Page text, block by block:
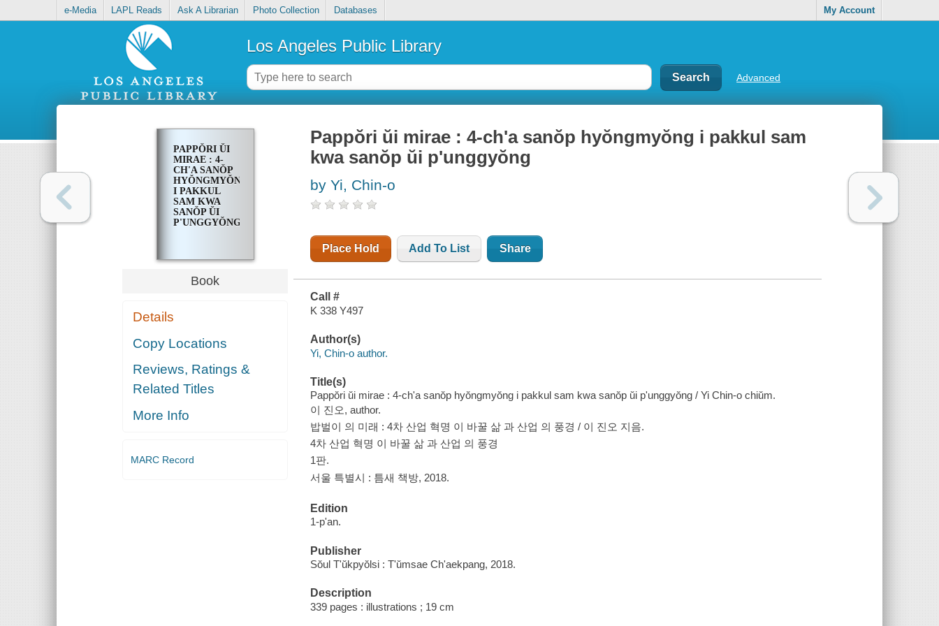
e-Media LAPL Reads Ask A Librarian Photo Collection Databases My Account
Los Angeles Public Library
Advanced
PAPPŎRI ŬI
MIRAE : 4-
CH'A SANŎP
HYŎNGMYŎNG
I PAKKUL
SAM KWA
SANŎP ŬI
P'UNGGYŎNG
Book
Details
Copy Locations
Reviews, Ratings &
Related Titles
More Info
MARC Record
Pappŏri ŭi mirae : 4-ch'a sanŏp hyŏngmyŏng i pakkul sam
kwa sanŏp ŭi p'unggyŏng
by Yi, Chin-o
Place Hold Add To List Share
Call #
K 338 Y497
Author(s)
Yi, Chin-o author.
Title(s)
Pappŏri ŭi mirae : 4-ch'a sanŏp hyŏngmyŏng i pakkul sam kwa sanŏp ŭi p'unggyŏng / Yi Chin-o chiŭm.
이 진오, author.
밥벌이 의 미래 : 4차 산업 혁명 이 바꿀 삶 과 산업 의 풍경 / 이 진오 지음.
4차 산업 혁명 이 바꿀 삶 과 산업 의 풍경
1판.
서울 특별시 : 틈새 책방, 2018.
Edition
1-p'an.
Publisher
Sŏul T'ŭkpyŏlsi : T'ŭmsae Ch'aekpang, 2018.
Description
339 pages : illustrations ; 19 cm